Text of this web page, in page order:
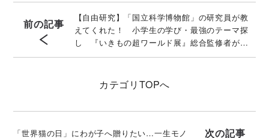
前の記事
【自由研究】「国立科学博物館」の研究員が教
えてくれた！ 小学生の学び・最強のテーマ探
し 『いきもの超ワールド展』総合監修者が解
説
カテゴリ TOPへ
「世界猫の日」にわが子へ贈りたい…一生モノ 次の記事